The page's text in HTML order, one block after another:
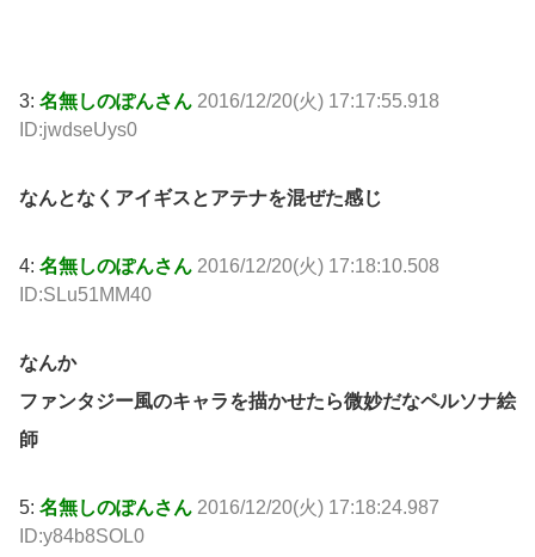
3: 名無しのぽんさん 2016/12/20(火) 17:17:55.918
ID:jwdseUys0
なんとなくアイギスとアテナを混ぜた感じ
4: 名無しのぽんさん 2016/12/20(火) 17:18:10.508
ID:SLu51MM40
なんか
ファンタジー風のキャラを描かせたら微妙だなペルソナ絵
師
5: 名無しのぽんさん 2016/12/20(火) 17:18:24.987
ID:y84b8SOL0